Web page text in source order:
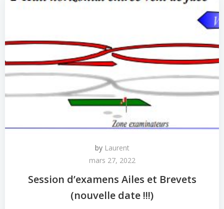
by Laurent
mars 27, 2022
Session d’examens Ailes et Brevets
(nouvelle date !!!)